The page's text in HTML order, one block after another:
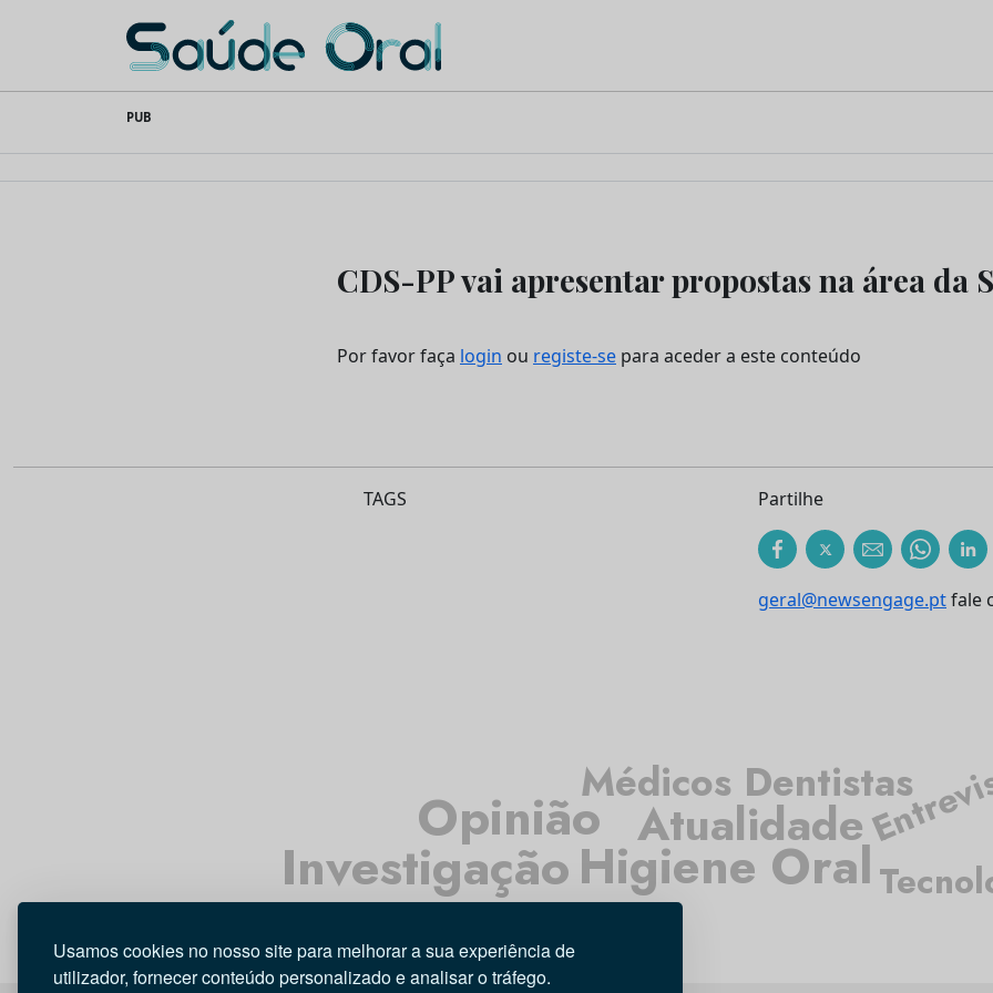
Usamos cookies no nosso site para melhorar a sua experiência de
utilizador, fornecer conteúdo personalizado e analisar o tráfego.
content
Saúde Oral
PUB
CDS-PP vai apresentar propostas na área da
Por favor faça login ou registe-se para aceder a este conteúdo
TAGS Partilhe
geral@newsengage.ptfale
Atualidade
Médicos Dentistas
Higiene Oral
Opinião
Investigação